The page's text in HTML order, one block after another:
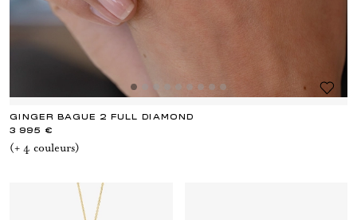
GINGER BAGUE 2 FULL DIAMOND
3 995 €
(+ 4 couleurs)